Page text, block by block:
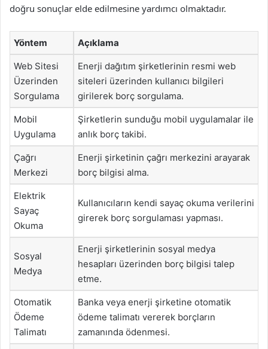
doğru sonuçlar elde edilmesine yardımcı olmaktadır.
Yöntem Açıklama
Web Sitesi
Üzerinden
Sorgulama
Enerji dağıtım şirketlerinin resmi web
siteleri üzerinden kullanıcı bilgileri
girilerek borç sorgulama.
Mobil
Uygulama
Şirketlerin sunduğu mobil uygulamalar ile
anlık borç takibi.
Çağrı
Merkezi
Enerji şirketinin çağrı merkezini arayarak
borç bilgisi alma.
Elektrik
Sayaç
Okuma
Kullanıcıların kendi sayaç okuma verilerini
girerek borç sorgulaması yapması.
Sosyal
Medya
Enerji şirketlerinin sosyal medya
hesapları üzerinden borç bilgisi talep
etme.
Otomatik
Ödeme
Talimatı
Banka veya enerji şirketine otomatik
ödeme talimatı vererek borçların
zamanında ödenmesi.